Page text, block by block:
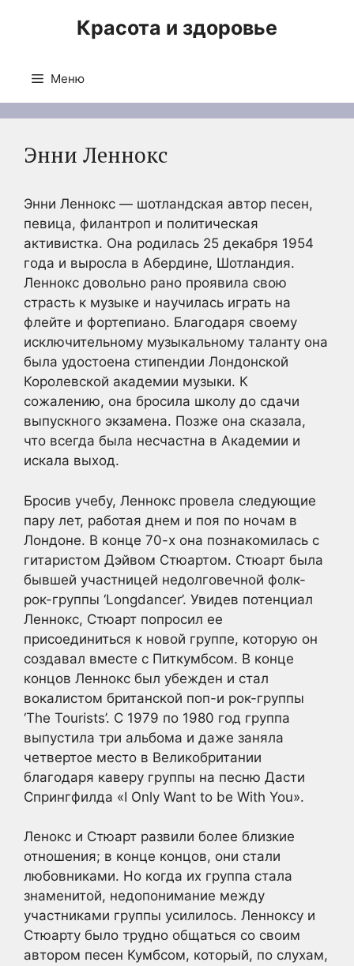
Красота и здоровье
Меню
Энни Леннокс
Энни Леннокс — шотландская автор песен,
певица, филантроп и политическая
активистка. Она родилась 25 декабря 1954
года и выросла в Абердине, Шотландия.
Леннокс довольно рано проявила свою
страсть к музыке и научилась играть на
флейте и фортепиано. Благодаря своему
исключительному музыкальному таланту она
была удостоена стипендии Лондонской
Королевской академии музыки. К
сожалению, она бросила школу до сдачи
выпускного экзамена. Позже она сказала,
что всегда была несчастна в Академии и
искала выход.
Бросив учебу, Леннокс провела следующие
пару лет, работая днем и поя по ночам в
Лондоне. В конце 70-х она познакомилась с
гитаристом Дэйвом Стюартом. Стюарт была
бывшей участницей недолговечной фолк-
рок-группы ‘Longdancer’. Увидев потенциал
Леннокс, Стюарт попросил ее
присоединиться к новой группе, которую он
создавал вместе с Питкумбсом. В конце
концов Леннокс был убежден и стал
вокалистом британской поп-и рок-группы
‘The Tourists’. С 1979 по 1980 год группа
выпустила три альбома и даже заняла
четвертое место в Великобритании
благодаря каверу группы на песню Дасти
Спрингфилда «I Only Want to be With You».
Ленокс и Стюарт развили более близкие
отношения; в конце концов, они стали
любовниками. Но когда их группа стала
знаменитой, недопонимание между
участниками группы усилилось. Ленноксу и
Стюарту было трудно общаться со своим
автором песен Кумбсом, который, по слухам,